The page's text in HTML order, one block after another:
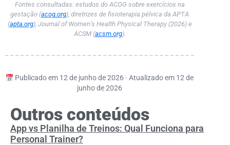
Fontes consultadas: estudos do ACOG sobre exercícios na
gestação (acog.org), diretrizes de fisioterapia pélvica da APTA
(apta.org), Journal of Women’s Health Physical Therapy (2026) e
ACSM (acsm.org).
Publicado em 12 de junho de 2026 · Atualizado em 12 de
junho de 2026
Outros conteúdos
App vs Planilha de Treinos: Qual Funciona para
Personal Trainer?